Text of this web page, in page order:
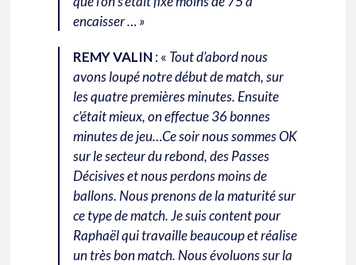
encaisser … »
REMY VALIN: « Tout d’abord nous
avons loupé notre début de match, sur
les quatre premières minutes. Ensuite
c’était mieux, on effectue 36 bonnes
minutes de jeu…Ce soir nous sommes OK
sur le secteur du rebond, des Passes
Décisives et nous perdons moins de
ballons. Nous prenons de la maturité sur
ce type de match. Je suis content pour
Raphaël qui travaille beaucoup et réalise
un très bon match. Nous évoluons sur la